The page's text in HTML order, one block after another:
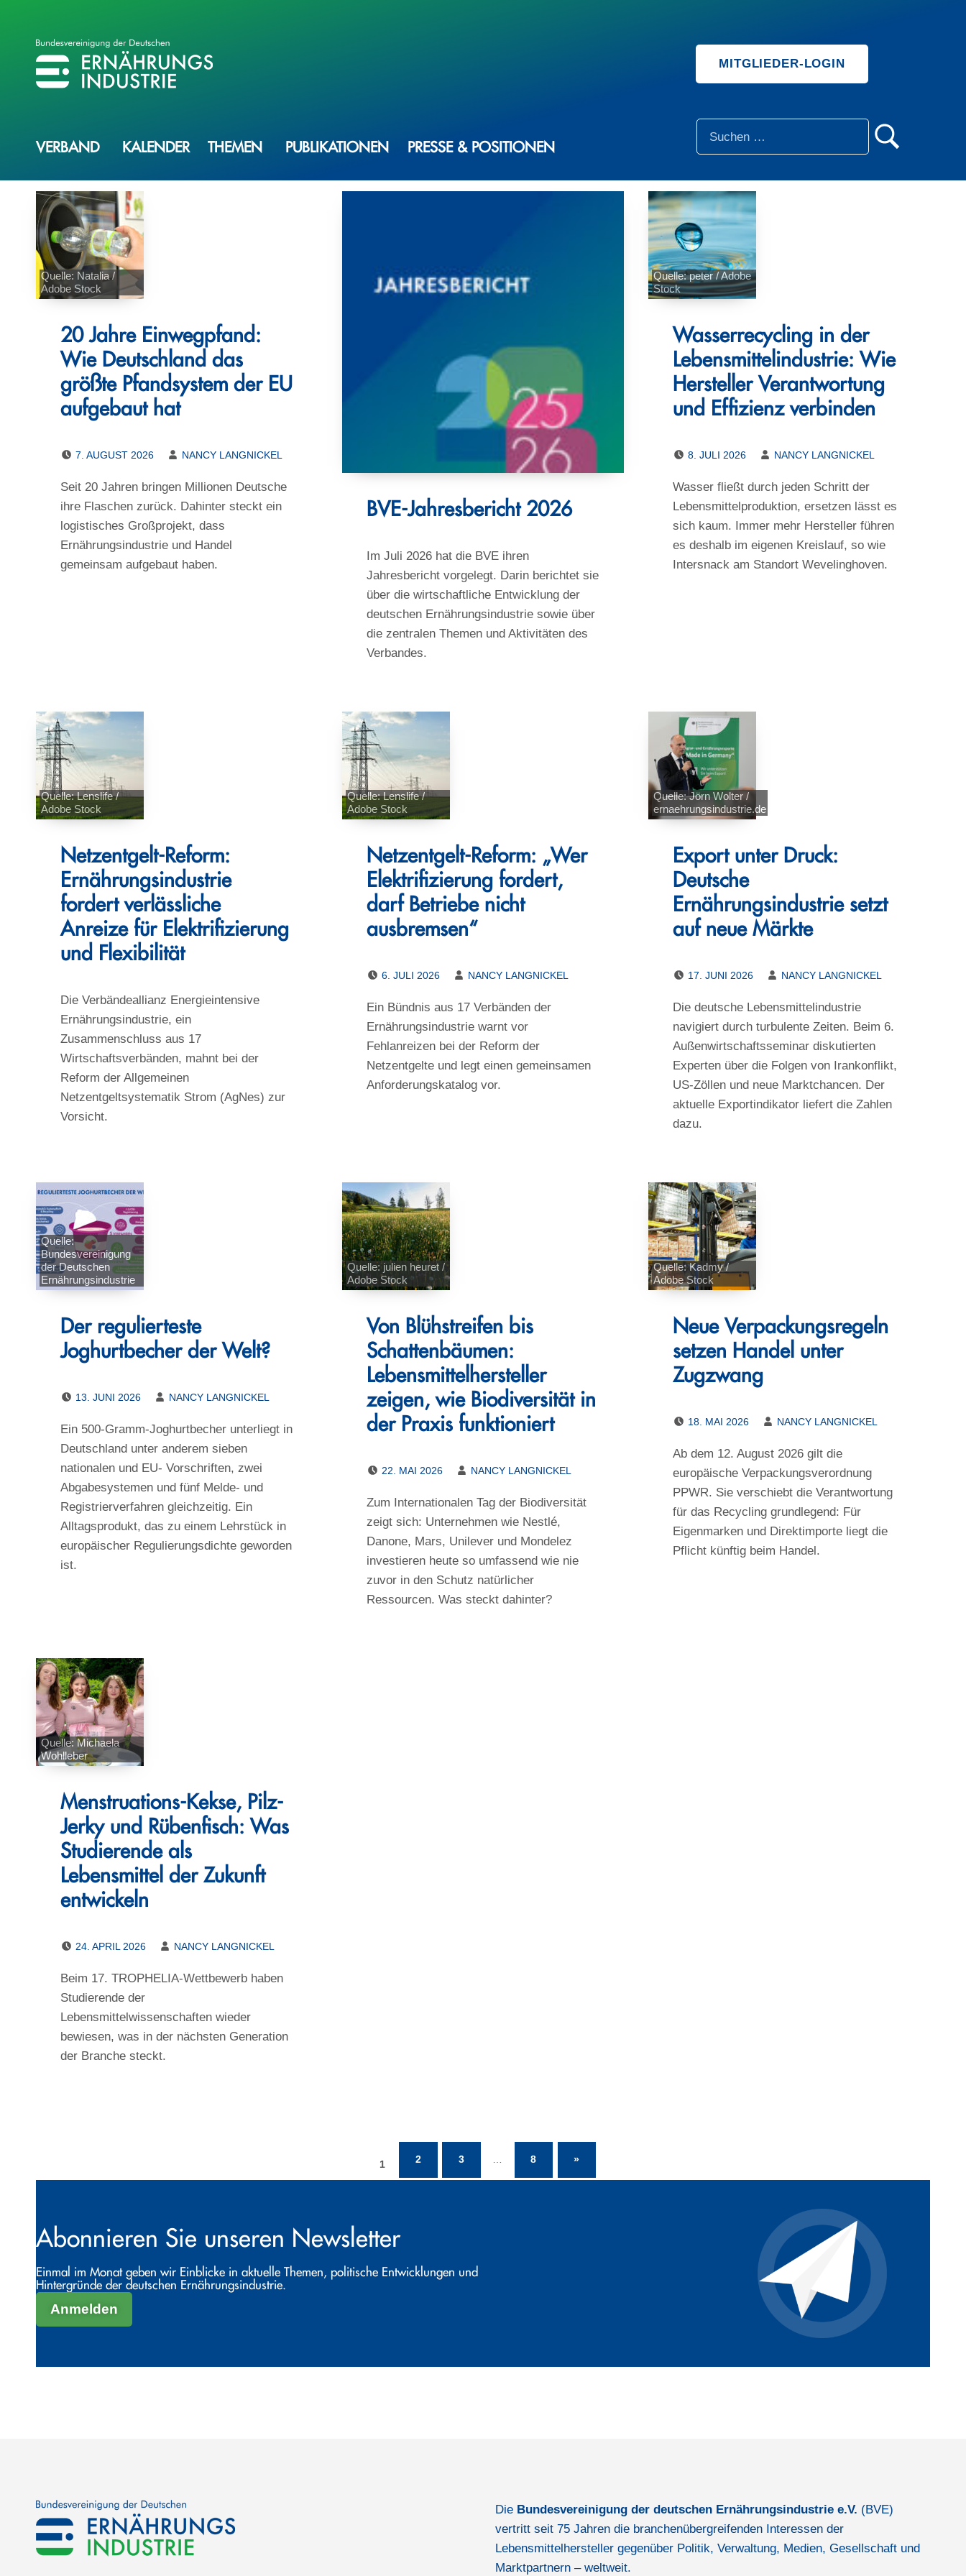
BVE
BUNDESVEREINIGUNG DER ERNÄHRUNGSINDUSTRIE MITGLIEDER-LOGIN
VERBAND KALENDER THEMEN PUBLIKATIONEN PRESSE & POSITIONEN
Quelle: Natalia /
Adobe Stock
20 Jahre Einwegpfand:
Wie Deutschland das
größte Pfandsystem der EU
aufgebaut hat
7. AUGUST 2026
NANCY LANGNICKEL
Seit 20 Jahren bringen Millionen Deutsche
ihre Flaschen zurück. Dahinter steckt ein
logistisches Großprojekt, dass
Ernährungsindustrie und Handel
gemeinsam aufgebaut haben.
BVE-Jahresbericht 2026
Im Juli 2026 hat die BVE ihren
Jahresbericht vorgelegt. Darin berichtet sie
über die wirtschaftliche Entwicklung der
deutschen Ernährungsindustrie sowie über
die zentralen Themen und Aktivitäten des
Verbandes.
Quelle: peter / Adobe
Stock
Wasserrecycling in der
Lebensmittel­­industrie: Wie
Hersteller Verantwortung
und Effizienz verbinden
8. JULI 2026
NANCY LANGNICKEL
Wasser fließt durch jeden Schritt der
Lebensmittelproduktion, ersetzen lässt es
sich kaum. Immer mehr Hersteller führen
es deshalb im eigenen Kreislauf, so wie
Intersnack am Standort Wevelinghoven.
Quelle: Lenslife /
Adobe Stock
Netzentgelt-Reform:
Ernährungsindustrie
fordert verlässliche
Anreize für Elektrifizierung
und Flexibilität
Die Verbändeallianz Energieintensive
Ernährungsindustrie, ein
Zusammenschluss aus 17
Wirtschaftsverbänden, mahnt bei der
Reform der Allgemeinen
Netzentgeltsystematik Strom (AgNes) zur
Vorsicht.
Quelle: Lenslife /
Adobe Stock
Netzentgelt-Reform: „Wer
Elektrifizierung fordert,
darf Betriebe nicht
ausbremsen“
6. JULI 2026
NANCY LANGNICKEL
Ein Bündnis aus 17 Verbänden der
Ernährungsindustrie warnt vor
Fehlanreizen bei der Reform der
Netzentgelte und legt einen gemeinsamen
Anforderungskatalog vor.
Quelle: Jörn Wolter /
ernaehrungsindustrie.de
Export unter Druck:
Deutsche
Ernährungsindustrie setzt
auf neue Märkte
17. JUNI 2026
NANCY LANGNICKEL
Die deutsche Lebensmittelindustrie
navigiert durch turbulente Zeiten. Beim 6.
Außenwirtschaftsseminar diskutierten
Experten über die Folgen von Irankonflikt,
US-Zöllen und neue Marktchancen. Der
aktuelle Exportindikator liefert die Zahlen
dazu.
Quelle:
Bundesvereinigung
der Deutschen
Ernährungsindustrie
Der regulierteste
Joghurtbecher der Welt?
13. JUNI 2026
NANCY LANGNICKEL
Ein 500-Gramm-Joghurtbecher unterliegt in
Deutschland unter anderem sieben
nationalen und EU- Vorschriften, zwei
Abgabesystemen und fünf Melde- und
Registrierverfahren gleichzeitig. Ein
Alltagsprodukt, das zu einem Lehrstück in
europäischer Regulierungsdichte geworden
ist.
Quelle: julien heuret /
Adobe Stock
Von Blühstreifen bis
Schattenbäumen:
Lebensmittelhersteller
zeigen, wie Biodiversität in
der Praxis funktioniert
22. MAI 2026
NANCY LANGNICKEL
Zum Internationalen Tag der Biodiversität
zeigt sich: Unternehmen wie Nestlé,
Danone, Mars, Unilever und Mondelez
investieren heute so umfassend wie nie
zuvor in den Schutz natürlicher
Ressourcen. Was steckt dahinter?
Quelle: Kadmy /
Adobe Stock
Neue Verpackungsregeln
setzen Handel unter
Zugzwang
18. MAI 2026
NANCY LANGNICKEL
Ab dem 12. August 2026 gilt die
europäische Verpackungsverordnung
PPWR. Sie verschiebt die Verantwortung
für das Recycling grundlegend: Für
Eigenmarken und Direktimporte liegt die
Pflicht künftig beim Handel.
Quelle: Michaela
Wohlleber
Menstruations-Kekse, Pilz-
Jerky und Rübenfisch: Was
Studierende als
Lebensmittel der Zukunft
entwickeln
24. APRIL 2026
NANCY LANGNICKEL
Beim 17. TROPHELIA-Wettbewerb haben
Studierende der
Lebensmittelwissenschaften wieder
bewiesen, was in der nächsten Generation
der Branche steckt.
1 2 3 … 8 »
Abonnieren Sie unseren Newsletter
Einmal im Monat geben wir Einblicke in aktuelle Themen, politische Entwicklungen und
Hintergründe der deutschen Ernährungsindustrie.
Anmelden
Die Bundesvereinigung der deutschen Ernährungsindustrie e.V. (BVE)
vertritt seit 75 Jahren die branchenübergreifenden Interessen der
Lebensmittelhersteller gegenüber Politik, Verwaltung, Medien, Gesellschaft und
Marktpartnern – weltweit.